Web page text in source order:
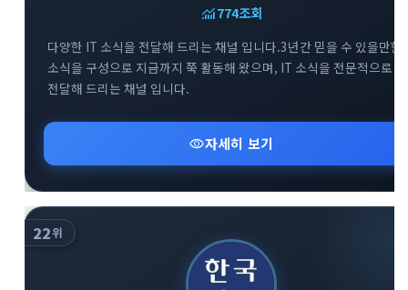
monitoring774조회
다양한 IT 소식을 전달해 드리는 채널 입니다.3년간 믿을 수 있을만한
소식을 구성으로 지금까지 쭉 활동해 왔으며, IT 소식을 전문적으로
전달해 드리는 채널 입니다.
visibility자세히 보기
22위